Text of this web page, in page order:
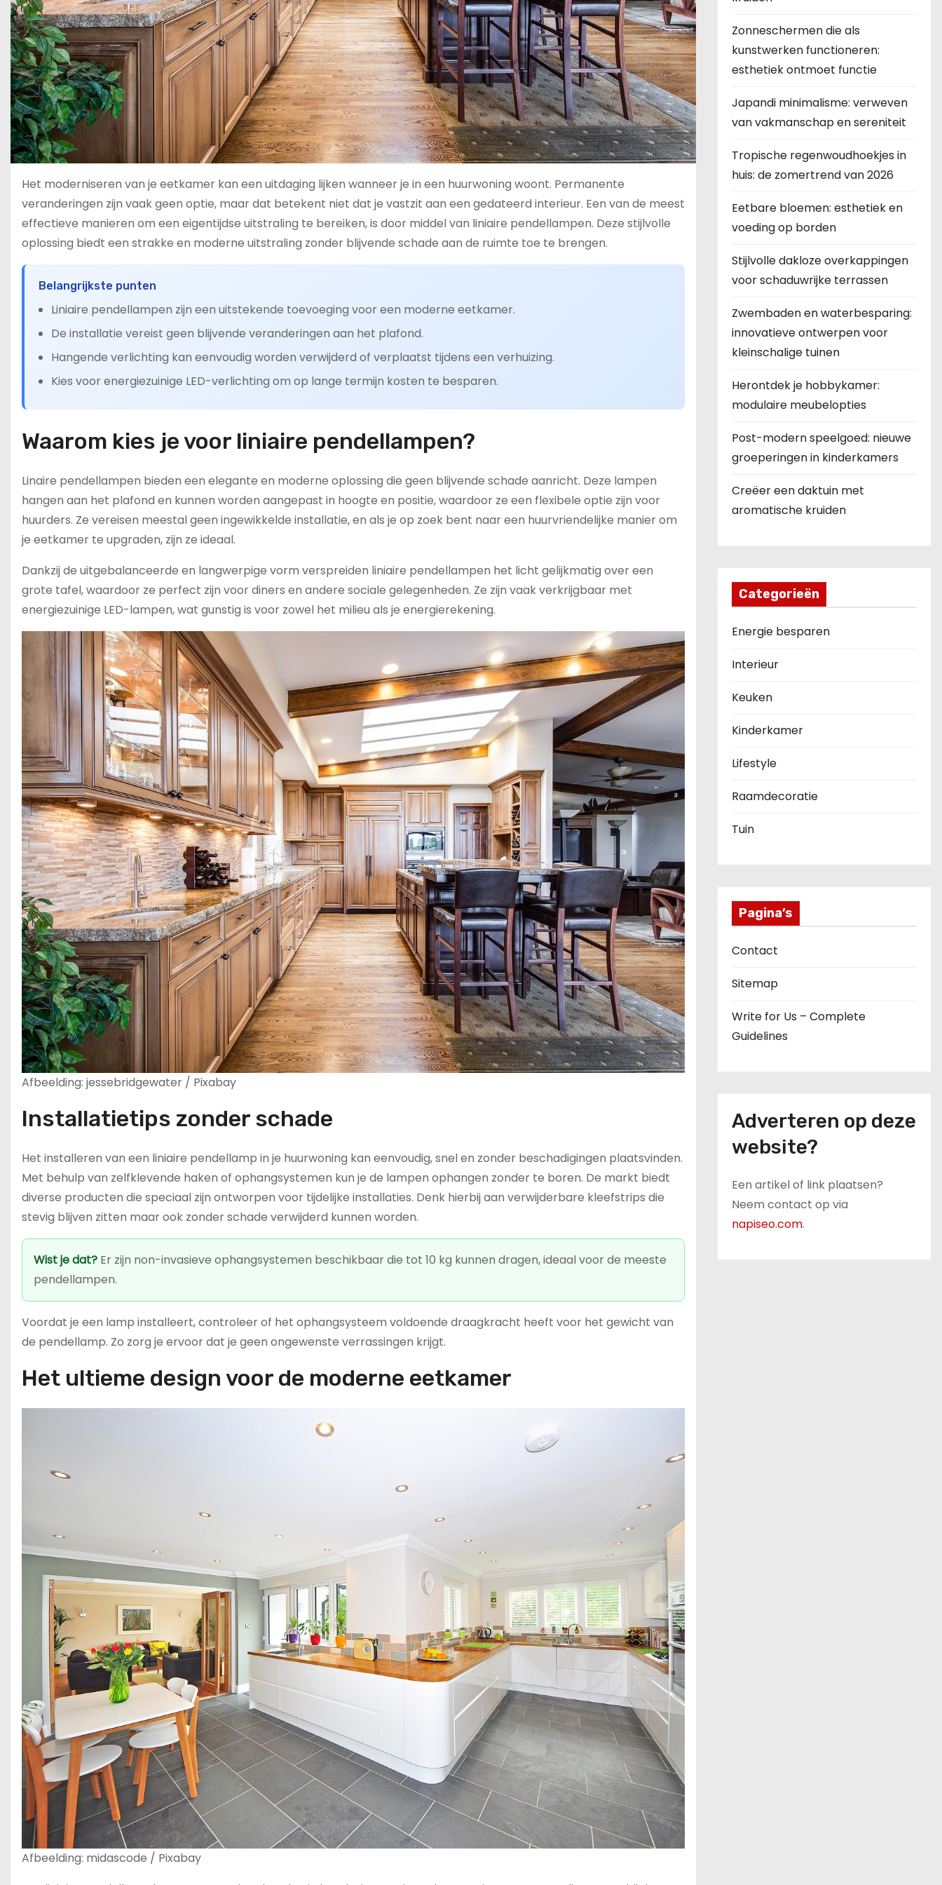
Het moderniseren van je eetkamer kan een uitdaging lijken wanneer je in een huurwoning woont. Permanente
veranderingen zijn vaak geen optie, maar dat betekent niet dat je vastzit aan een gedateerd interieur. Een van de meest
effectieve manieren om een eigentijdse uitstraling te bereiken, is door middel van liniaire pendellampen. Deze stijlvolle
oplossing biedt een strakke en moderne uitstraling zonder blijvende schade aan de ruimte toe te brengen.
Belangrijkste punten
Liniaire pendellampen zijn een uitstekende toevoeging voor een moderne eetkamer.
De installatie vereist geen blijvende veranderingen aan het plafond.
Hangende verlichting kan eenvoudig worden verwijderd of verplaatst tijdens een verhuizing.
Kies voor energiezuinige LED-verlichting om op lange termijn kosten te besparen.
Waarom kies je voor liniaire pendellampen?
Linaire pendellampen bieden een elegante en moderne oplossing die geen blijvende schade aanricht. Deze lampen
hangen aan het plafond en kunnen worden aangepast in hoogte en positie, waardoor ze een flexibele optie zijn voor
huurders. Ze vereisen meestal geen ingewikkelde installatie, en als je op zoek bent naar een huurvriendelijke manier om
je eetkamer te upgraden, zijn ze ideaal.
Dankzij de uitgebalanceerde en langwerpige vorm verspreiden liniaire pendellampen het licht gelijkmatig over een
grote tafel, waardoor ze perfect zijn voor diners en andere sociale gelegenheden. Ze zijn vaak verkrijgbaar met
energiezuinige LED-lampen, wat gunstig is voor zowel het milieu als je energierekening.
Afbeelding: jessebridgewater / Pixabay
Installatietips zonder schade
Het installeren van een liniaire pendellamp in je huurwoning kan eenvoudig, snel en zonder beschadigingen plaatsvinden.
Met behulp van zelfklevende haken of ophangsystemen kun je de lampen ophangen zonder te boren. De markt biedt
diverse producten die speciaal zijn ontworpen voor tijdelijke installaties. Denk hierbij aan verwijderbare kleefstrips die
stevig blijven zitten maar ook zonder schade verwijderd kunnen worden.
Wist je dat? Er zijn non-invasieve ophangsystemen beschikbaar die tot 10 kg kunnen dragen, ideaal voor de meeste
pendellampen.
Voordat je een lamp installeert, controleer of het ophangsysteem voldoende draagkracht heeft voor het gewicht van
de pendellamp. Zo zorg je ervoor dat je geen ongewenste verrassingen krijgt.
Het ultieme design voor de moderne eetkamer
Afbeelding: midascode / Pixabay
Zonneschermen die als
kunstwerken functioneren:
esthetiek ontmoet functie
Japandi minimalisme: verweven
van vakmanschap en sereniteit
Tropische regenwoudhoekjes in
huis: de zomertrend van 2026
Eetbare bloemen: esthetiek en
voeding op borden
Stijlvolle dakloze overkappingen
voor schaduwrijke terrassen
Zwembaden en waterbesparing:
innovatieve ontwerpen voor
kleinschalige tuinen
Herontdek je hobbykamer:
modulaire meubelopties
Post-modern speelgoed: nieuwe
groeperingen in kinderkamers
Creëer een daktuin met
aromatische kruiden
Categorieën
Energie besparen
Interieur
Keuken
Kinderkamer
Lifestyle
Raamdecoratie
Tuin
Pagina’s
Contact
Sitemap
Write for Us – Complete
Guidelines
Adverteren op deze
website?
Een artikel of link plaatsen?
Neem contact op via
napiseo.com.